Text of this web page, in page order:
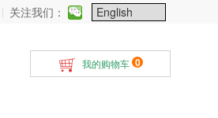
关注我们：
我的购物车 0